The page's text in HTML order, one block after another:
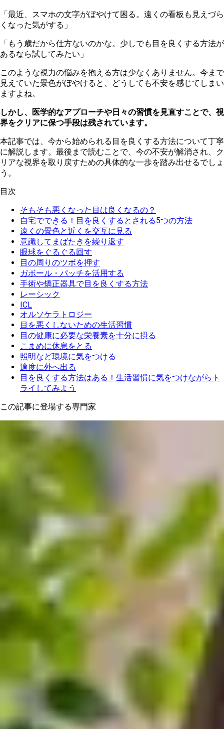
「最近、スマホの文字がぼやけて困る。遠くの看板も見えづら
くなった気がする」
「もう歳だから仕方ないのかな。少しでも目を良くする方法が
あるなら試してみたい」
このような視力の悩みを抱える方は少なくありません。今まで
見えていた景色がぼやけると、どうしても不安を感じてしまい
ますよね。
しかし、医学的なアプローチや日々の習慣を見直すことで、視
界をクリアに保つ手段は残されています。
本記事では、今から始められる目を良くする方法について丁寧
に解説します。最後まで読むことで、今の不安が解消され、ク
リアな視界を取り戻すための具体的な一歩を踏み出せるでしょ
う。
目次
そもそも悪くなった目は良くなるの？
自宅でできる！目を良くするとされる5つの方法
遠くの景色と近くを交互に見る
意識してまばたきを繰り返す
眼球をぐるぐる回す
目の周りのツボを押す
ガボール・パッチを活用する
手術や矯正器具で目を良くする方法
レーシック
ICL
オルソケラトロジー
目を悪くしないための生活習慣
目の健康に必要な栄養素を十分に摂る
こまめに休息をとる
照明など環境に気をつける
適度に外へ出る
目を良くする方法はある！生活習慣に気をつけながらト
ライしてみよう
この記事に登場する専門家